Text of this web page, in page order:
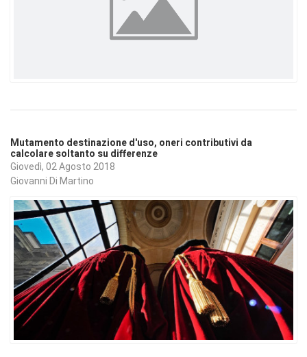
Mutamento destinazione d'uso, oneri contributivi da
calcolare soltanto su differenze
Giovedì, 02 Agosto 2018
Giovanni Di Martino